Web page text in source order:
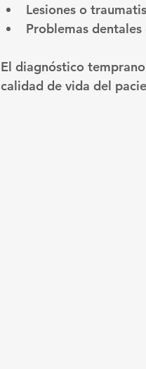
Lesiones o
Problemas
El diagnóstico
calidad de vida del